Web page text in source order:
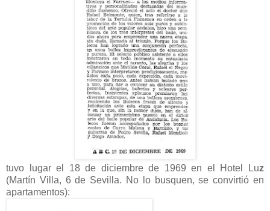
tuvo lugar el 18 de diciembre de 1969 en el Hotel Luz
(Martín Villa, 6 de Sevilla. No lo busquen, se convirtió en
apartamentos):